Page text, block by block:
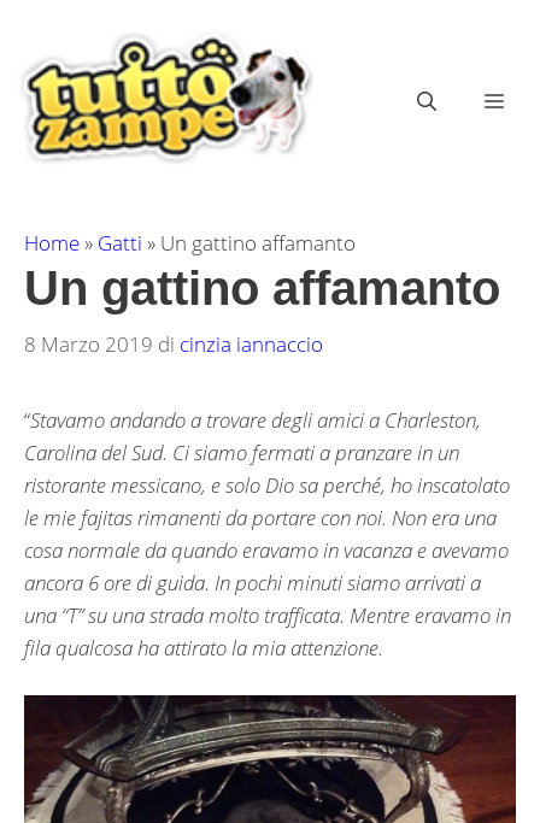
contenuto
Home» Gatti » Un gattino affamanto
Un gattino affamanto
8 Marzo 2019 di cinzia iannaccio
“Stavamo andando a trovare degli amici a Charleston,
Carolina del Sud. Ci siamo fermati a pranzare in un
ristorante messicano, e solo Dio sa perché, ho inscatolato
le mie fajitas rimanenti da portare con noi. Non era una
cosa normale da quando eravamo in vacanza e avevamo
ancora 6 ore di guida. In pochi minuti siamo arrivati ​​a
una “T” su una strada molto trafficata. Mentre eravamo in
fila qualcosa ha attirato la mia attenzione.